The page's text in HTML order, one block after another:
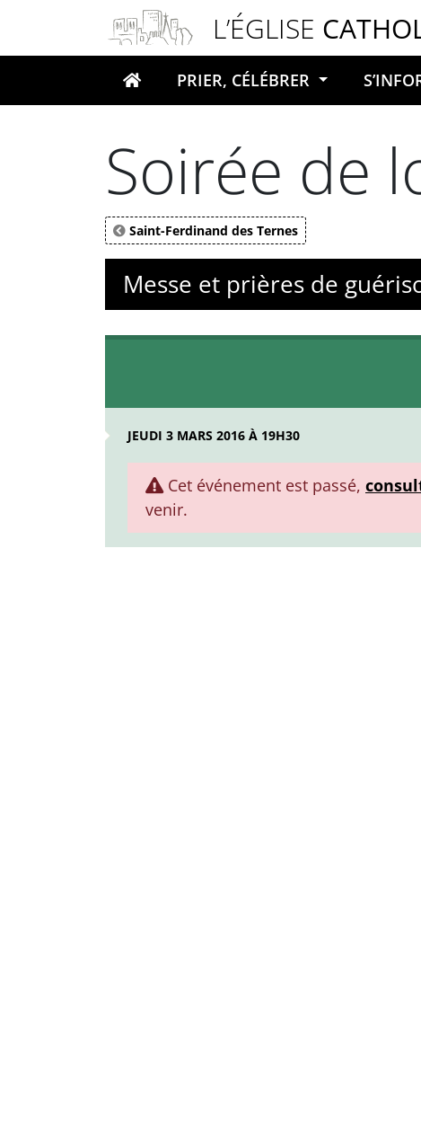
L’ÉGLISE
Votre recherche
PRIER, CÉLÉBRER
Soirée de
Saint-Ferdinand des Ternes
Messe et prières de
JEUDI 3 MARS 2016 À 19H30
Cet événement est passé,
venir.
Panneau de gestion des cookies